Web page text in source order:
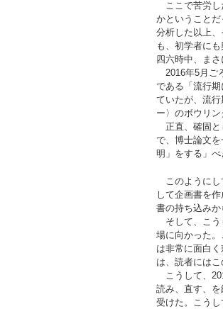
ここで苦労し
かということ
分析した以上
も、初学者に
四六時中、まさ
2016年5月ご
である「流行
ていたが、流
ー〉のボウリ
正直、確固と
で、博士論文
明」をする」べ
このようにし
して企画書を
書の持ち込みか
そして、こう
場に向かった
は非常に面白
は、読者には
こうして、
読み、直す、
受けた。こう